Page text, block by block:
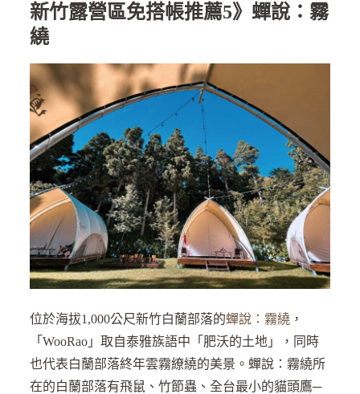
新竹露營區免搭帳推薦5》蟬說：霧
繞
位於海拔1,000公尺新竹白蘭部落的蟬說：霧繞，
「WooRao」取自泰雅族語中「肥沃的土地」，同時
也代表白蘭部落終年雲霧繚繞的美景。蟬說：霧繞所
在的白蘭部落有飛鼠、竹節蟲、全台最小的貓頭鷹─